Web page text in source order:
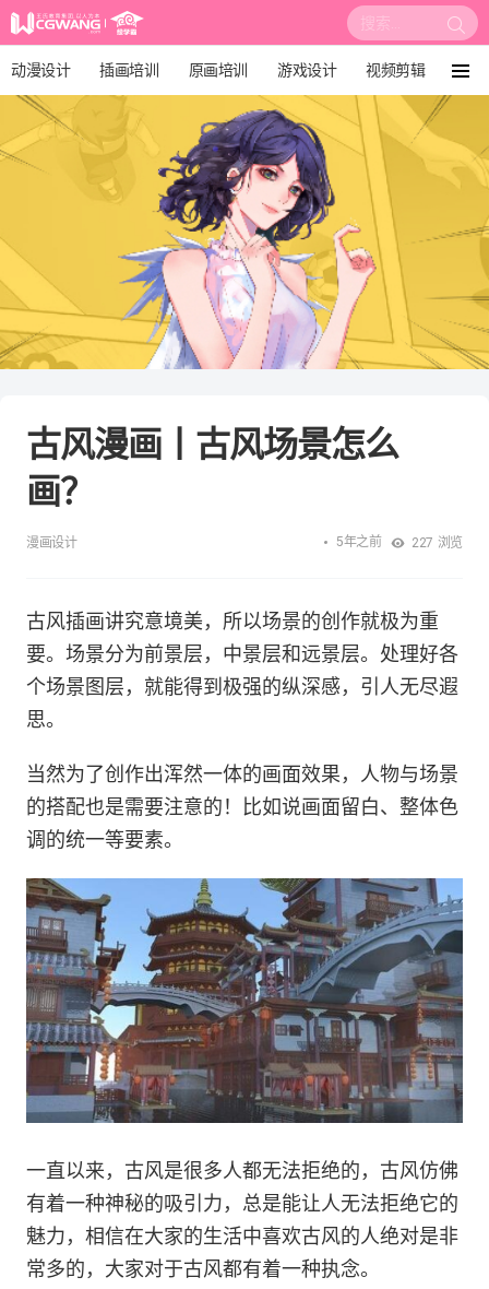
搜
索:
动漫设计 插画培训 原画培训 游戏设计 视频剪辑
影视后期 培训课程 动画设计
漫画设计 绘画教程 板绘培训
单
古风漫画丨古风场景怎么
画？
漫画设计 5年之前 227 浏览
古风插画讲究意境美，所以场景的创作就极为重
要。场景分为前景层，中景层和远景层。处理好各
个场景图层，就能得到极强的纵深感，引人无尽遐
思。
当然为了创作出浑然一体的画面效果，人物与场景
的搭配也是需要注意的！比如说画面留白、整体色
调的统一等要素。
一直以来，古风是很多人都无法拒绝的，古风仿佛
有着一种神秘的吸引力，总是能让人无法拒绝它的
魅力，相信在大家的生活中喜欢古风的人绝对是非
常多的，大家对于古风都有着一种执念。